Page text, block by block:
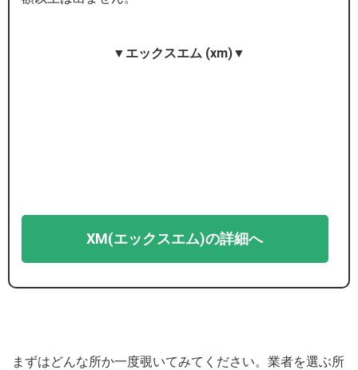
▼エックスエム (xm)▼
XM(エックスエム)の詳細へ
まずはどんな所か一度覗いてみてください。業者を選ぶ所